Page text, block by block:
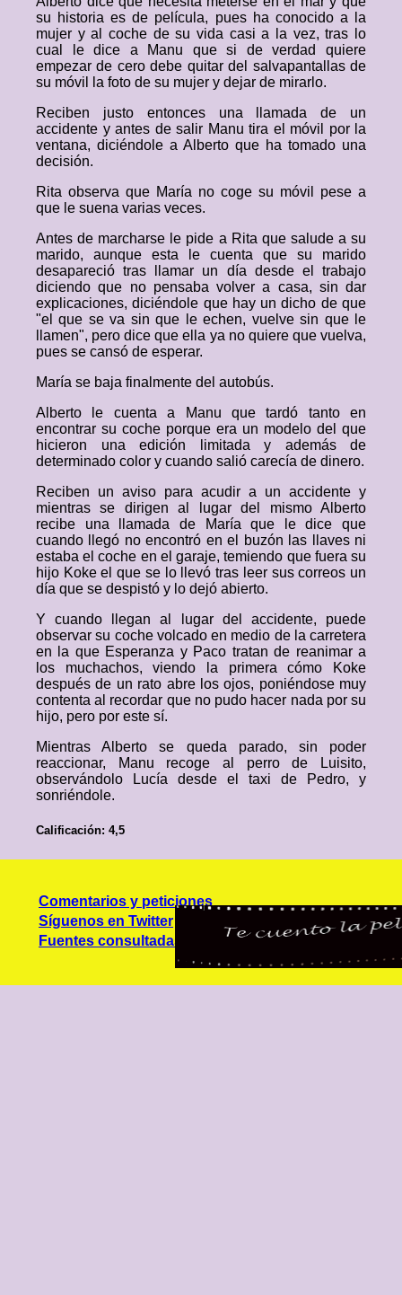
su historia es de película, pues ha conocido a la
mujer y al coche de su vida casi a la vez, tras lo
cual le dice a Manu que si de verdad quiere
empezar de cero debe quitar del salvapantallas de
su móvil la foto de su mujer y dejar de mirarlo.
Reciben justo entonces una llamada de un
accidente y antes de salir Manu tira el móvil por la
ventana, diciéndole a Alberto que ha tomado una
decisión.
Rita observa que María no coge su móvil pese a
que le suena varias veces.
Antes de marcharse le pide a Rita que salude a su
marido, aunque esta le cuenta que su marido
desapareció tras llamar un día desde el trabajo
diciendo que no pensaba volver a casa, sin dar
explicaciones, diciéndole que hay un dicho de que
"el que se va sin que le echen, vuelve sin que le
llamen", pero dice que ella ya no quiere que vuelva,
pues se cansó de esperar.
María se baja finalmente del autobús.
Alberto le cuenta a Manu que tardó tanto en
encontrar su coche porque era un modelo del que
hicieron una edición limitada y además de
determinado color y cuando salió carecía de dinero.
Reciben un aviso para acudir a un accidente y
mientras se dirigen al lugar del mismo Alberto
recibe una llamada de María que le dice que
cuando llegó no encontró en el buzón las llaves ni
estaba el coche en el garaje, temiendo que fuera su
hijo Koke el que se lo llevó tras leer sus correos un
día que se despistó y lo dejó abierto.
Y cuando llegan al lugar del accidente, puede
observar su coche volcado en medio de la carretera
en la que Esperanza y Paco tratan de reanimar a
los muchachos, viendo la primera cómo Koke
después de un rato abre los ojos, poniéndose muy
contenta al recordar que no pudo hacer nada por su
hijo, pero por este sí.
Mientras Alberto se queda parado, sin poder
reaccionar, Manu recoge al perro de Luisito,
observándolo Lucía desde el taxi de Pedro, y
sonriéndole.
Calificación: 4,5
Comentarios y peticiones
Síguenos en Twitter
Fuentes consultadas